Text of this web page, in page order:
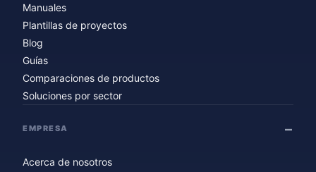
Manuales
Plantillas de proyectos
Blog
Guías
Comparaciones de productos
Soluciones por sector
EMPRESA
Acerca de nosotros